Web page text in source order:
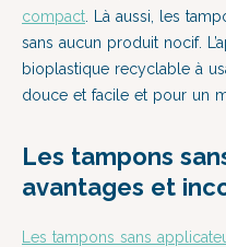
compact . Là aussi, les
sans aucun produit nocif.
bioplastique recyclable à
douce et facile et pour un
Les tampons
avantages et
Les tampons sans